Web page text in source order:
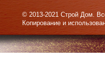
© 2013-2021 Строй Дом.
Копирование и